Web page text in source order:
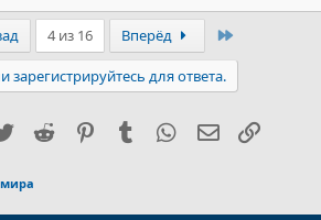
4 из 16 Вперёд
зарегистрируйтесь для ответа.
Twitter Reddit PinterestTumblr WhatsApp